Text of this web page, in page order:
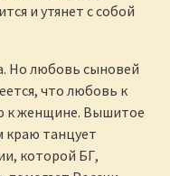
и утянет с собой
Но любовь сыновей
что любовь к
к женщине. Вышитое
краю танцует
которой БГ,